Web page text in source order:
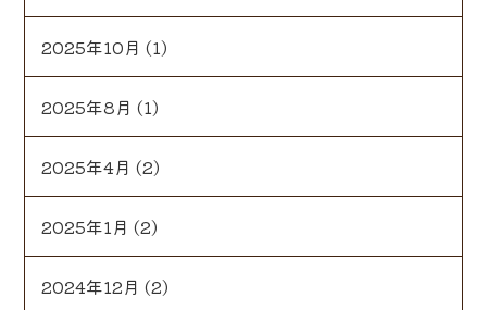
2025年10月 (1)
2025年8月 (1)
2025年4月 (2)
2025年1月 (2)
2024年12月 (2)